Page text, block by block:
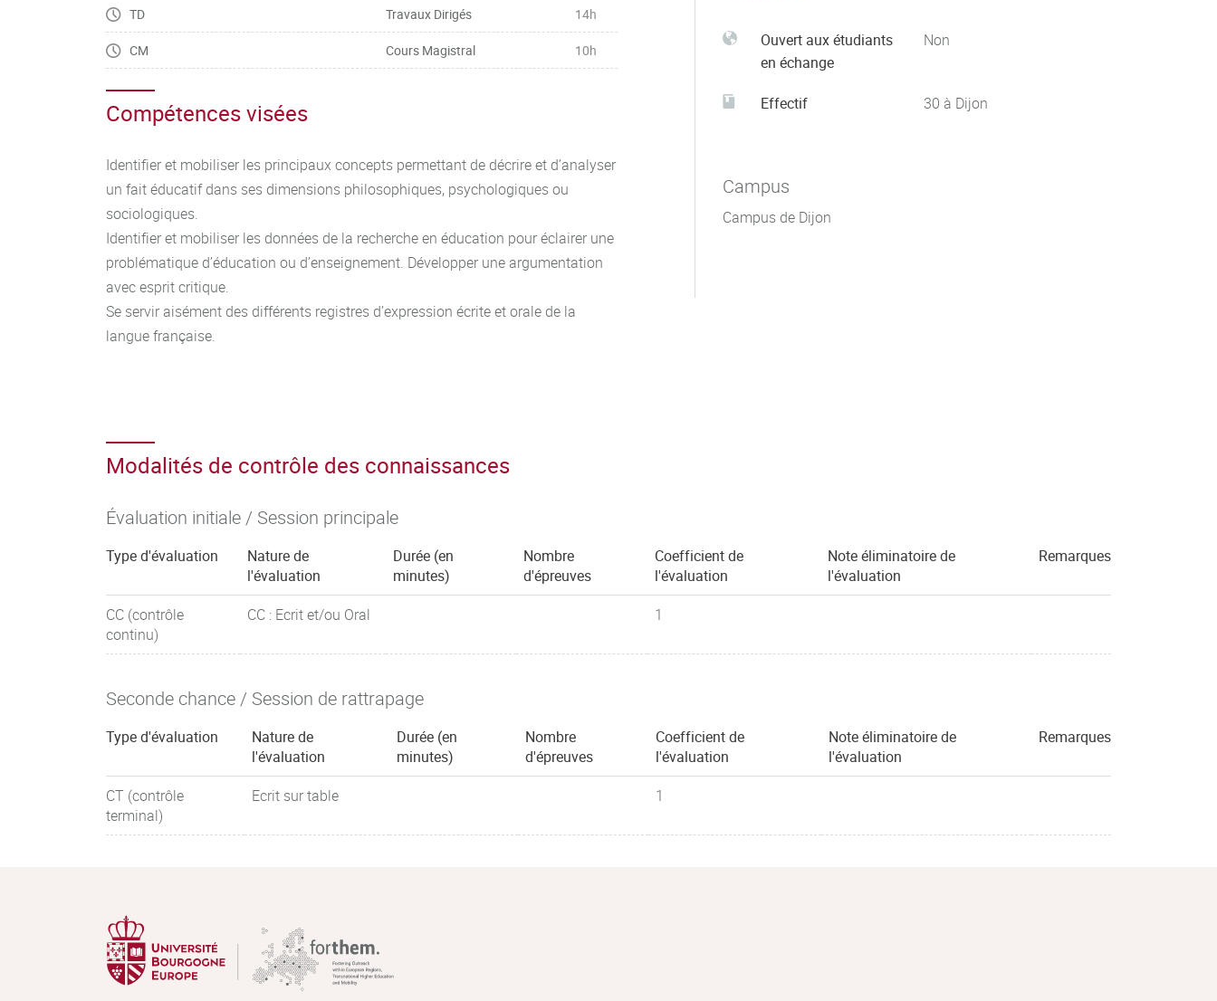
TD Travaux Dirigés 14h
CM Cours Magistral 10h
Compétences visées
Identifier et mobiliser les principaux concepts permettant de décrire et d’analyser
un fait éducatif dans ses dimensions philosophiques, psychologiques ou
sociologiques.
Identifier et mobiliser les données de la recherche en éducation pour éclairer une
problématique d’éducation ou d’enseignement. Développer une argumentation
avec esprit critique.
Se servir aisément des différents registres d’expression écrite et orale de la
langue française.
Ouvert aux étudiants
en échange
Non
Effectif 30 à Dijon
Campus
Campus de Dijon
Modalités de contrôle des connaissances
Évaluation initiale / Session principale
Type d'évaluation
Nature de
l'évaluation
Durée (en
minutes)
Nombre
d'épreuves
Coefficient de
l'évaluation
Note éliminatoire de
l'évaluation
Remarques
CC (contrôle
continu)
CC : Ecrit et/ou Oral 1
Seconde chance / Session de rattrapage
Type d'évaluation
Nature de
l'évaluation
Durée (en
minutes)
Nombre
d'épreuves
Coefficient de
l'évaluation
Note éliminatoire de
l'évaluation
Remarques
CT (contrôle
terminal)
Ecrit sur table 1